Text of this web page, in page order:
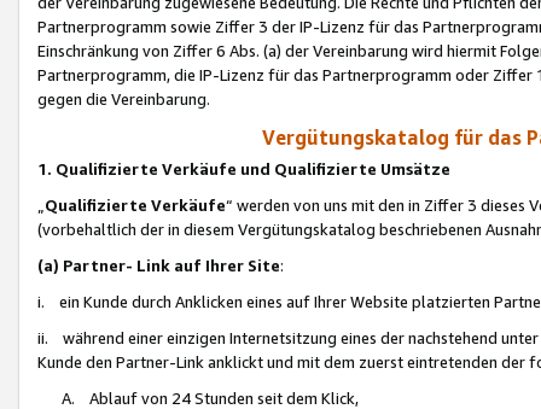
Partnerprogramm sowie Ziffer 3 der IP-Lizenz für das
Einschränkung von Ziffer 6 Abs. (a) der Vereinbarung wird hiermit
Partnerprogramm, die IP-Lizenz für das Partnerprogramm oder
gegen die Vereinbarung.
Vergütungskatalog für das
1. Qualifizierte Verkäufe und Qualifizierte Umsätze
Qualifizierte Verkäufe“ werden von uns mit den in Ziffer 3
(vorbehaltlich der in diesem Vergütungskatalog beschriebenen
(a) Partner- Link auf Ihrer Site:
i. ein Kunde durch Anklicken eines auf Ihrer Website platzierten
ii. während einer einzigen Internetsitzung eines der nachstehend
Kunde den Partner-Link anklickt und mit dem zuerst eintretenden der
A. Ablauf von 24 Stunden seit dem Klick,